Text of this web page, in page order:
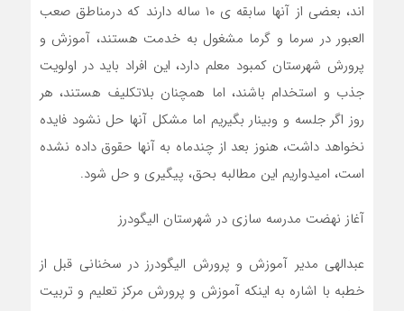
اند، بعضی از آنها سابقه ی ۱۰ ساله دارند که درمناطق صعب
العبور در سرما و گرما مشغول به خدمت هستند، آموزش و
پرورش شهرستان کمبود معلم دارد، این افراد باید در اولویت
جذب و استخدام باشند، اما همچنان بلاتکلیف هستند، هر
روز اگر جلسه و وبینار بگیریم اما مشکل آنها حل نشود فایده
نخواهد داشت، هنوز بعد از چندماه به آنها حقوق داده نشده
است، امیدواریم این مطالبه بحق، پیگیری و حل شود.
آغاز نهضت مدرسه سازی در شهرستان الیگودرز
عبدالهی مدیر آموزش و پرورش الیگودرز در سخنانی قبل از
خطبه با اشاره به اینکه آموزش و پرورش مرکز تعلیم و تربیت